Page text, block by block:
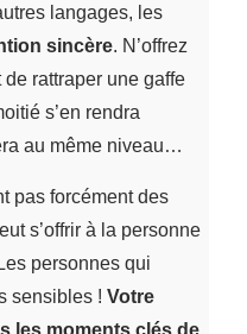
langages, les
sincère. N’offrez
rattraper une gaffe
s’en rendra
au même niveau…
pas forcément des
s’offrir à la personne
personnes qui
sensibles ! Votre
les moments clés de